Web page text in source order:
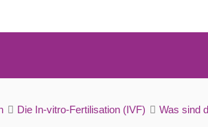
Überschüssige Embryone verglasen
Die In-vitro-Fertilisation (IVF) Was sind